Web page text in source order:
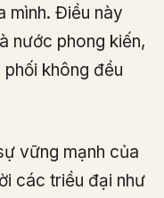
mình. Điều này
nước phong kiến,
không đều
vững mạnh của
các triều đại như